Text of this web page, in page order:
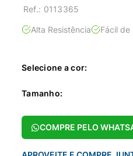
: 0113365
Alta Resistência Fácil de
Selecione a cor:
Tamanho:
COMPRE PELO